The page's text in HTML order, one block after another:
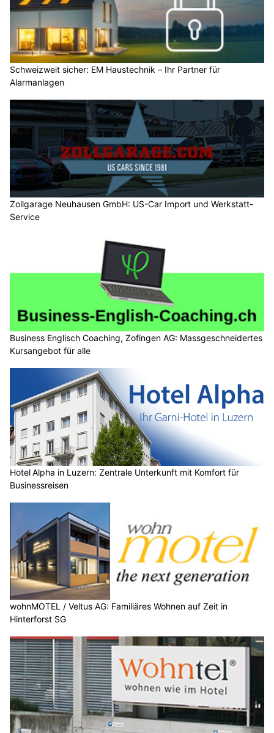
Schweizweit sicher: EM Haustechnik – Ihr Partner für
Alarmanlagen
Zollgarage Neuhausen GmbH: US-Car Import und Werkstatt-
Service
Business Englisch Coaching, Zofingen AG: Massgeschneidertes
Kursangebot für alle
Hotel Alpha in Luzern: Zentrale Unterkunft mit Komfort für
Businessreisen
wohnMOTEL / Veltus AG: Familiäres Wohnen auf Zeit in
Hinterforst SG